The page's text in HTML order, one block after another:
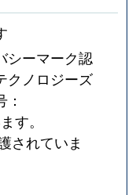
シーマーク認
クノロジーズ
す。
されていま